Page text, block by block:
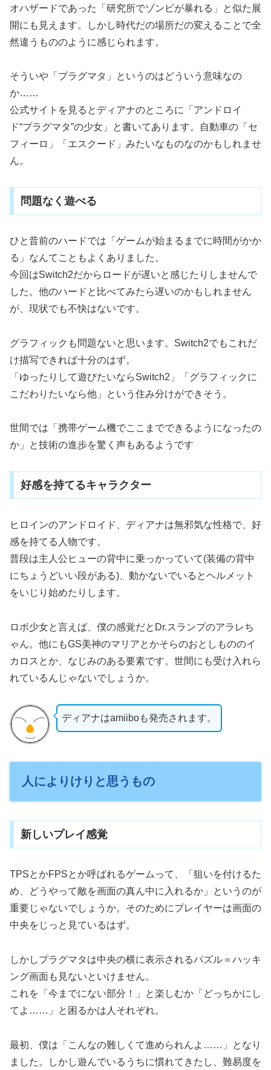
オハザードであった「研究所でゾンビが暴れる」と似た展
開にも見えます。しかし時代だの場所だの変えることで全
然違うもののように感じられます。
そういや「プラグマタ」というのはどういう意味なの
か……
公式サイトを見るとディアナのところに「アンドロイ
ド“プラグマタ”の少女」と書いてあります。自動車の「セ
フィーロ」「エスクード」みたいなものなのかもしれませ
ん。
問題なく遊べる
ひと昔前のハードでは「ゲームが始まるまでに時間がかか
る」なんてこともよくありました。
今回はSwitch2だからロードが遅いと感じたりしませんで
した。他のハードと比べてみたら遅いのかもしれません
が、現状でも不快はないです。
グラフィックも問題ないと思います。Switch2でもこれだ
け描写できれば十分のはず。
「ゆったりして遊びたいならSwitch2」「グラフィックに
こだわりたいなら他」という住み分けができそう。
世間では「携帯ゲーム機でここまでできるようになったの
か」と技術の進歩を驚く声もあるようです
好感を持てるキャラクター
ヒロインのアンドロイド、ディアナは無邪気な性格で、好
感を持てる人物です。
普段は主人公ヒューの背中に乗っかっていて(装備の背中
にちょうどいい段がある)、動かないでいるとヘルメット
をいじり始めたりします。
ロボ少女と言えば、僕の感覚だとDr.スランプのアラレち
ゃん。他にもGS美神のマリアとかそらのおとしもののイ
カロスとか、なじみのある要素です。世間にも受け入れら
れているんじゃないでしょうか。
ディアナはamiiboも発売されます。
人によりけりと思うもの
新しいプレイ感覚
TPSとかFPSとか呼ばれるゲームって、「狙いを付けるた
め、どうやって敵を画面の真ん中に入れるか」というのが
重要じゃないでしょうか。そのためにプレイヤーは画面の
中央をじっと見ているはず。
しかしプラグマタは中央の横に表示されるパズル＝ハッキ
ング画面も見ないといけません。
これを「今までにない部分！」と楽しむか「どっちかにし
てよ……」と困るかは人それぞれ。
最初、僕は「こんなの難しくて進められんよ……」となり
ました。しかし遊んでいるうちに慣れてきたし、難易度を